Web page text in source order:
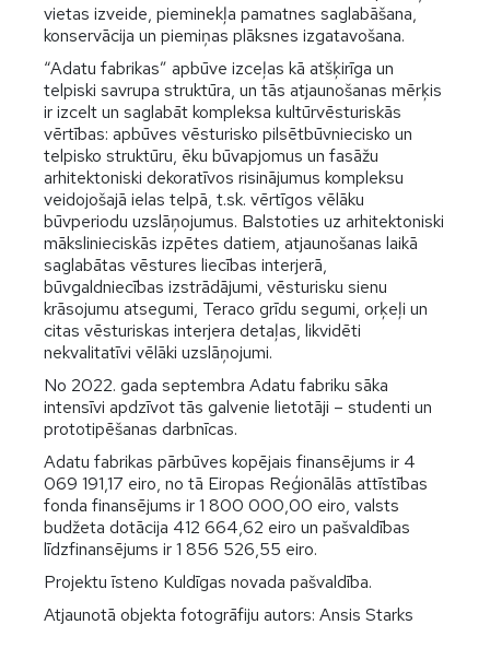
vietas izveide, pieminekļa pamatnes saglabāšana,
konservācija un piemiņas plāksnes izgatavošana.
“Adatu fabrikas” apbūve izceļas kā atšķirīga un
telpiski savrupa struktūra, un tās atjaunošanas mērķis
ir izcelt un saglabāt kompleksa kultūrvēsturiskās
vērtības: apbūves vēsturisko pilsētbūvniecisko un
telpisko struktūru, ēku būvapjomus un fasāžu
arhitektoniski dekoratīvos risinājumus kompleksu
veidojošajā ielas telpā, t.sk. vērtīgos vēlāku
būvperiodu uzslāņojumus. Balstoties uz arhitektoniski
mākslinieciskās izpētes datiem, atjaunošanas laikā
saglabātas vēstures liecības interjerā,
būvgaldniecības izstrādājumi, vēsturisku sienu
krāsojumu atsegumi, Teraco grīdu segumi, orķeļi un
citas vēsturiskas interjera detaļas, likvidēti
nekvalitatīvi vēlāki uzslāņojumi.
No 2022. gada septembra Adatu fabriku sāka
intensīvi apdzīvot tās galvenie lietotāji – studenti un
prototipēšanas darbnīcas.
Adatu fabrikas pārbūves kopējais finansējums ir 4
069 191,17 eiro, no tā Eiropas Reģionālās attīstības
fonda finansējums ir 1 800 000,00 eiro, valsts
budžeta dotācija 412 664,62 eiro un pašvaldības
līdzfinansējums ir 1 856 526,55 eiro.
Projektu īsteno Kuldīgas novada pašvaldība.
Atjaunotā objekta fotogrāfiju autors: Ansis Starks